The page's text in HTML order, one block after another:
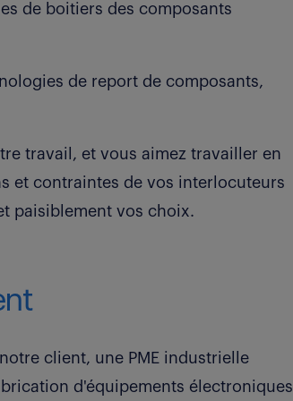
de boitiers des composants
de report de composants,
travail, et vous aimez travailler en
et contraintes de vos interlocuteurs
paisiblement vos choix.
client, une PME industrielle
d'équipements électroniques